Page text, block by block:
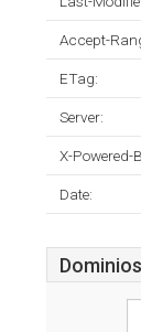
Accept-
ETag:
Server:
X-Powered-
Date: